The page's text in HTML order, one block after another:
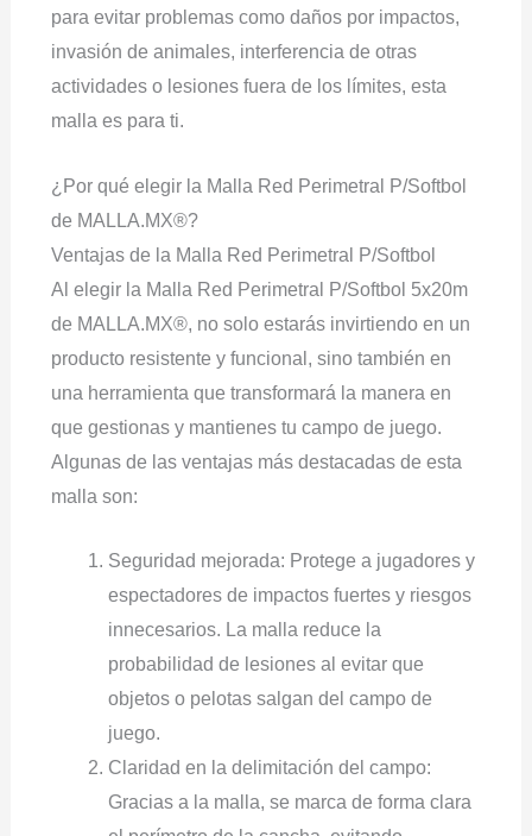
para evitar problemas como daños por impactos,
invasión de animales, interferencia de otras
actividades o lesiones fuera de los límites, esta
malla es para ti.
¿Por qué elegir la Malla Red Perimetral P/Softbol
de MALLA.MX®?
Ventajas de la Malla Red Perimetral P/Softbol
Al elegir la Malla Red Perimetral P/Softbol 5x20m
de MALLA.MX®, no solo estarás invirtiendo en un
producto resistente y funcional, sino también en
una herramienta que transformará la manera en
que gestionas y mantienes tu campo de juego.
Algunas de las ventajas más destacadas de esta
malla son:
Seguridad mejorada: Protege a jugadores y
espectadores de impactos fuertes y riesgos
innecesarios. La malla reduce la
probabilidad de lesiones al evitar que
objetos o pelotas salgan del campo de
juego.
Claridad en la delimitación del campo:
Gracias a la malla, se marca de forma clara